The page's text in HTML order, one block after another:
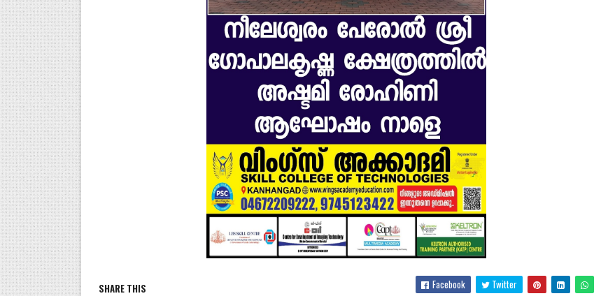
SHARE THIS Facebook Twitter